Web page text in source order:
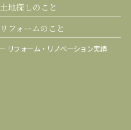
土地探しのこと
リフォームのこと
リフォーム・ リノベーション実績